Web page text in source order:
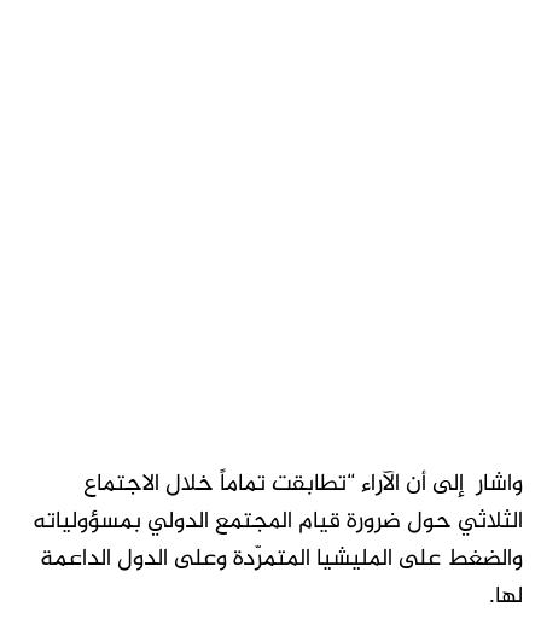
واشار إلى أن الآراء “تطابقت تماماً خلال الاجتماع
الثلاثي حول ضرورة قيام المجتمع الدولي بمسؤولياته
والضغط على المليشيا المتمرّدة وعلى الدول الداعمة
لها.